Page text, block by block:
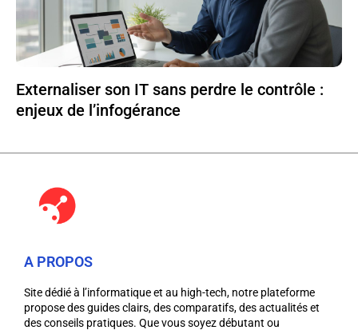
Externaliser son IT sans perdre le contrôle :
enjeux de l’infogérance
A PROPOS
Site dédié à l’informatique et au high-tech, notre plateforme
propose des guides clairs, des comparatifs, des actualités et
des conseils pratiques. Que vous soyez débutant ou